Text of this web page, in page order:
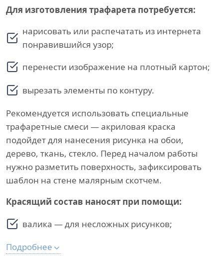
Для изготовления трафарета потребуется:
нарисовать или распечатать из интернета
понравившийся узор;
перенести изображение на плотный картон;
вырезать элементы по контуру.
Рекомендуется использовать специальные
трафаретные смеси — акриловая краска
подойдет для нанесения рисунка на обои,
дерево, ткань, стекло. Перед началом работы
нужно разметить поверхность, зафиксировать
шаблон на стене малярным скотчем.
Красящий состав наносят при помощи:
валика — для несложных рисунков;
Подробнее